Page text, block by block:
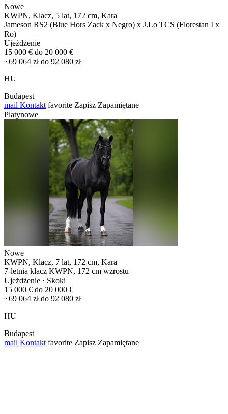
Nowe
KWPN, Klacz, 5 lat, 172 cm, Kara
Jameson RS2 (Blue Hors Zack x Negro) x J.Lo TCS (Florestan I x
Ro)
Ujeżdżenie
15 000 € do 20 000 €
~69 064 zł do 92 080 zł
HU
Budapest
mail Kontakt favorite Zapisz Zapamiętane
Platynowe
Nowe
KWPN, Klacz, 7 lat, 172 cm, Kara
7-letnia klacz KWPN, 172 cm wzrostu
Ujeżdżenie · Skoki
15 000 € do 20 000 €
~69 064 zł do 92 080 zł
HU
Budapest
mail Kontakt favorite Zapisz Zapamiętane